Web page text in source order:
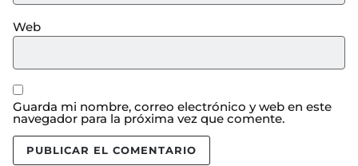
Web
Guarda mi nombre, correo electrónico y web en este
navegador para la próxima vez que comente.